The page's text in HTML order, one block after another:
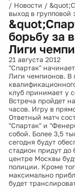
/ Новости /
выход в групповой
борьбу за
Лиги
21 августа 2012
"Спартак"
Лиги чемпионов. В
клуб принимает у
Встреча пройдет
часов. Игру в
Ответный матч
"Спартак" и
собой. Более 3,5
сегодня будут
стадион придут до
центре Москвы
полиции. Кроме
максимально
будет